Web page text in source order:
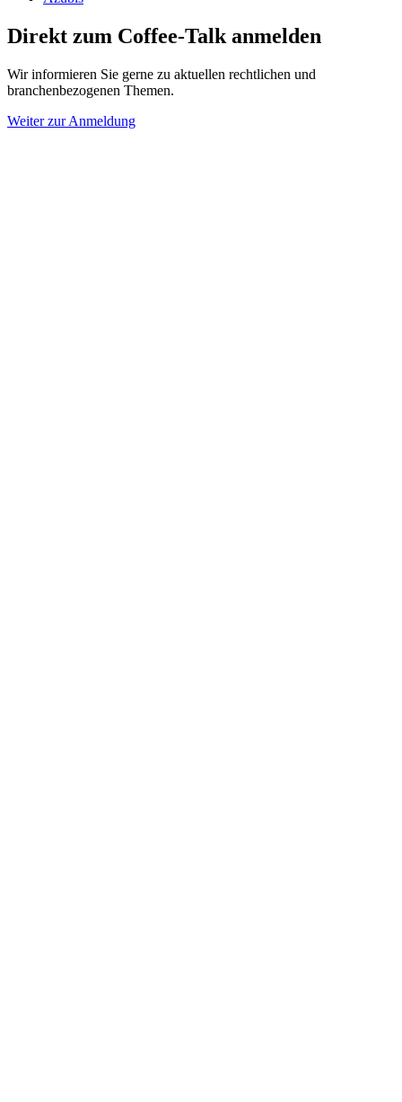
Direkt zum Coffee-Talk anmelden
Wir informieren Sie gerne zu aktuellen rechtlichen und
branchenbezogenen Themen.
Weiter zur Anmeldung